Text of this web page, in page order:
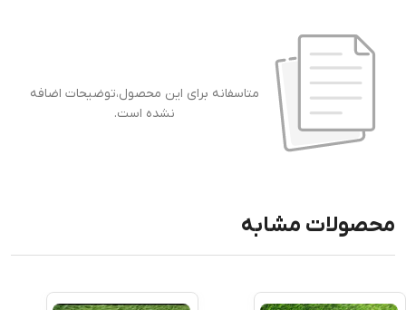
متاسفانه برای این محصول،توضیحات اضافه
نشده است.
محصولات مشابه